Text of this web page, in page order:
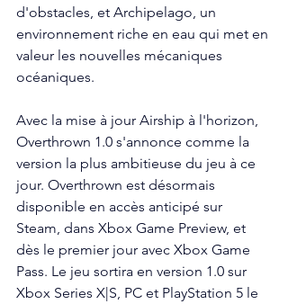
d'obstacles, et Archipelago, un
environnement riche en eau qui met en
valeur les nouvelles mécaniques
océaniques.
Avec la mise à jour Airship à l'horizon,
Overthrown 1.0 s'annonce comme la
version la plus ambitieuse du jeu à ce
jour. Overthrown est désormais
disponible en accès anticipé sur
Steam, dans Xbox Game Preview, et
dès le premier jour avec Xbox Game
Pass. Le jeu sortira en version 1.0 sur
Xbox Series X|S, PC et PlayStation 5 le